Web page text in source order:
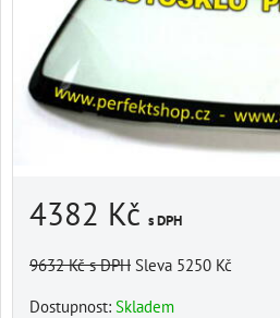
4382 Kč s DPH
9632 Kčs DPH Sleva 5250 Kč
Dostupnost: Skladem